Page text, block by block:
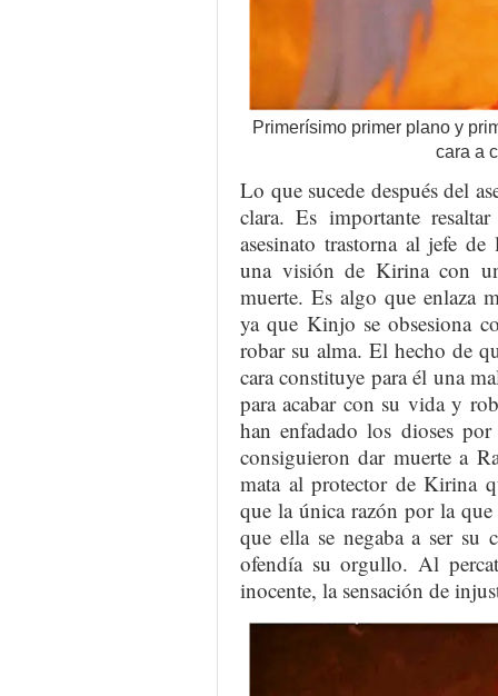
Primerísimo primer plano y
cara a
Lo que sucede después del
clara. Es importante
asesinato trastorna al jefe
una visión de Kirina con
muerte. Es algo que enlaza
ya que Kinjo se obsesiona
robar su alma. El hecho de
cara constituye para él una
para acabar con su vida y
han enfadado los dioses
consiguieron dar muerte a
mata al protector de Kirina
que la única razón por la
que ella se negaba a ser su
ofendía su orgullo. Al
inocente, la sensación de